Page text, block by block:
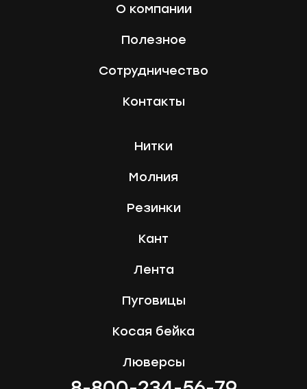
О компании
Полезное
Сотрудничество
Контакты
Нитки
Молния
Резинки
Кант
Лента
Пуговицы
Косая бейка
Люверсы